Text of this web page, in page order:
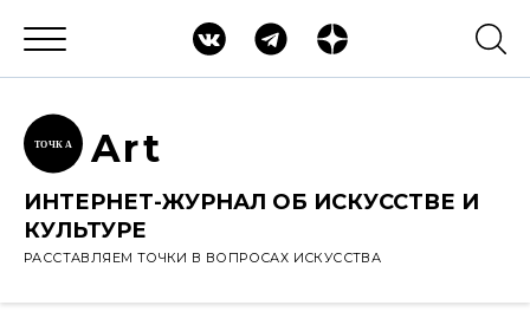
ТОЧК А Art
ИНТЕРНЕТ-ЖУРНАЛ ОБ ИСКУССТВЕ И
КУЛЬТУРЕ
РАССТАВЛЯЕМ ТОЧКИ В ВОПРОСАХ ИСКУССТВА